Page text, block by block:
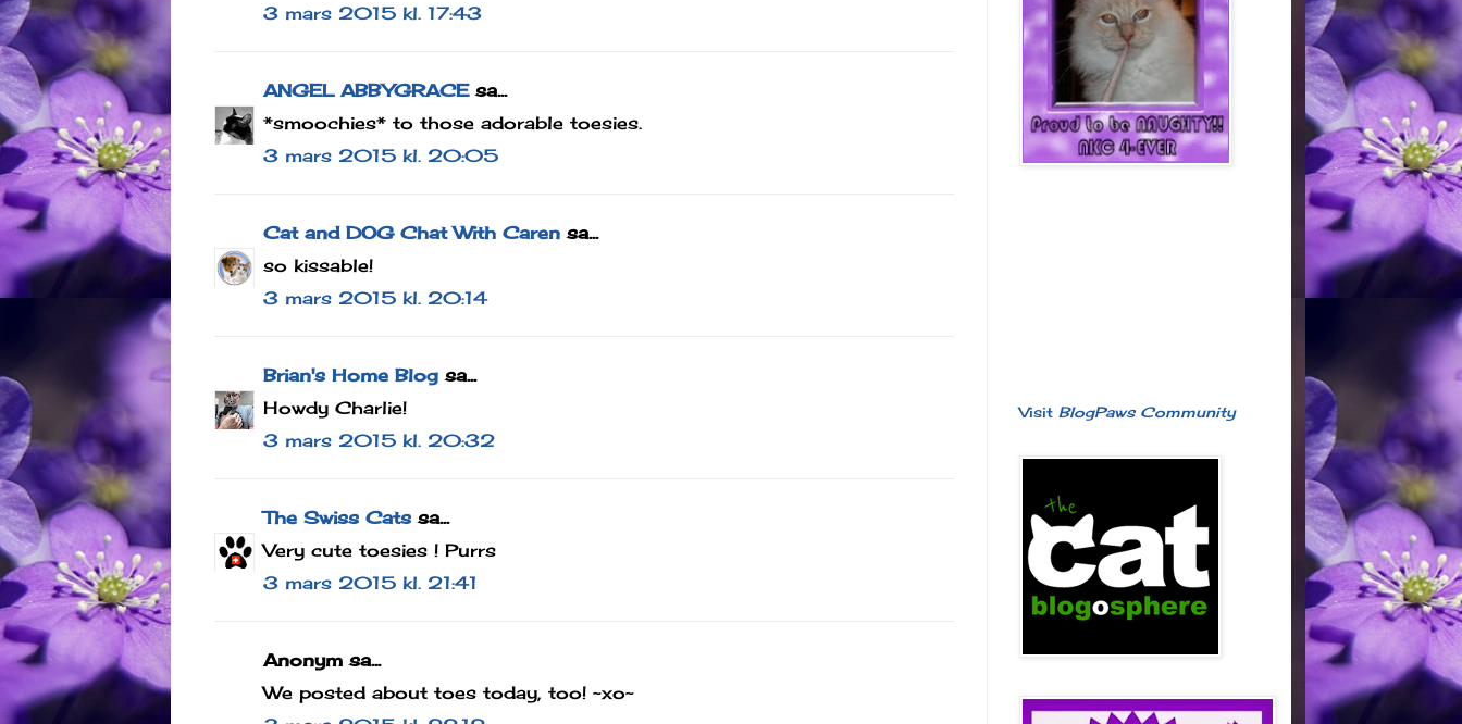
3 mars 2015 kl. 17:43
ANGEL ABBYGRACEsa...
*smoochies* to those adorable toesies.
3 mars 2015 kl. 20:05
Cat and DOG Chat With Caren sa...
so kissable!
3 mars 2015 kl. 20:14
Brian's Home Blog sa...
Howdy Charlie!
3 mars 2015 kl. 20:32
The Swiss Cats sa...
Very cute toesies ! Purrs
3 mars 2015 kl. 21:41
Anonym sa...
We posted about toes today, too! ~xo~
Visit BlogPaws Community